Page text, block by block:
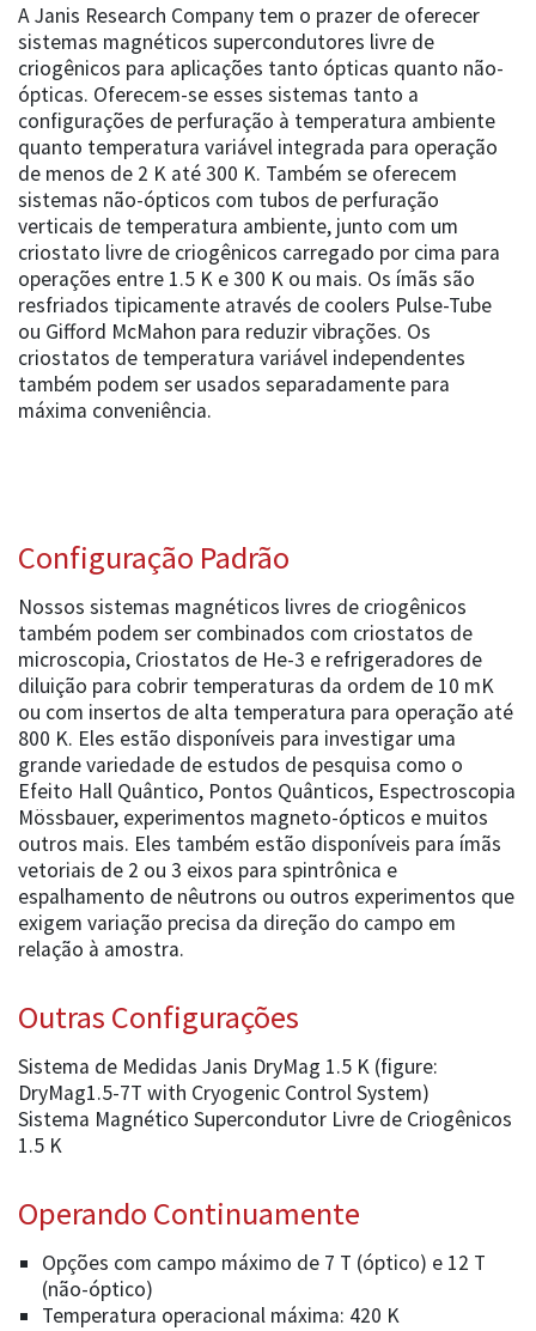
A Janis Research Company tem o prazer de oferecer
sistemas magnéticos supercondutores livre de
criogênicos para aplicações tanto ópticas quanto não-
ópticas. Oferecem-se esses sistemas tanto a
configurações de perfuração à temperatura ambiente
quanto temperatura variável integrada para operação
de menos de 2 K até 300 K. Também se oferecem
sistemas não-ópticos com tubos de perfuração
verticais de temperatura ambiente, junto com um
criostato livre de criogênicos carregado por cima para
operações entre 1.5 K e 300 K ou mais. Os ímãs são
resfriados tipicamente através de coolers Pulse-Tube
ou Gifford McMahon para reduzir vibrações. Os
criostatos de temperatura variável independentes
também podem ser usados separadamente para
máxima conveniência.
Configuração Padrão
Nossos sistemas magnéticos livres de criogênicos
também podem ser combinados com criostatos de
microscopia, Criostatos de He-3 e refrigeradores de
diluição para cobrir temperaturas da ordem de 10 mK
ou com insertos de alta temperatura para operação até
800 K. Eles estão disponíveis para investigar uma
grande variedade de estudos de pesquisa como o
Efeito Hall Quântico, Pontos Quânticos, Espectroscopia
Mössbauer, experimentos magneto-ópticos e muitos
outros mais. Eles também estão disponíveis para ímãs
vetoriais de 2 ou 3 eixos para spintrônica e
espalhamento de nêutrons ou outros experimentos que
exigem variação precisa da direção do campo em
relação à amostra.
Outras Configurações
Sistema de Medidas Janis DryMag 1.5 K (figure:
DryMag1.5-7T with Cryogenic Control System)
Sistema Magnético Supercondutor Livre de Criogênicos
1.5 K
Operando Continuamente
Opções com campo máximo de 7 T (óptico) e 12 T
(não-óptico)
Temperatura operacional máxima: 420 K